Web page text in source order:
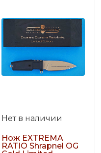
Нет в наличии
Нож EXTREMA
RATIO Shrapnel OG